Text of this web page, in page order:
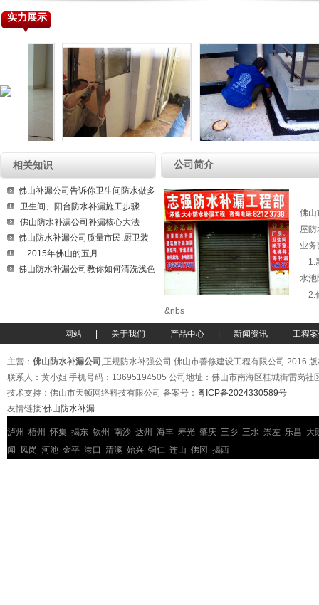
实力展示
门窗工程
相关知识
佛山补漏公司告诉你卫生间防水做多
卫生间、阳台防水补漏施工步骤
佛山防水补漏公司补漏核心大法
佛山防水补漏公司质量市民:厨卫装
2015年佛山的五月
佛山防水补漏公司教你如何清洗浅色
公司简介
佛山
屋
业务
1.
水池
2.
&nbs
网站 关于我们 产品中心 新闻资讯 工程
主营： 佛山防水补漏公司 ,正规防水补强公司 佛山市善修建设工程有限公司 2016
联系人：黄小姐 手机号码：13695194505 公司地址：佛山市南海区桂城街雷岗社
技术支持：佛山市天顿网络科技有限公司 备案号： 粤ICP备2024330589号
友情链接:佛山防水补漏
泸州 梧州 怀集 揭东 钦州 南沙 达州 海丰 寿光 肇庆 三乡 三水 崇左 乐昌 大
闻
凤岗 河池 金平 港口 清溪 始兴 铜仁 连山 佛冈 揭西